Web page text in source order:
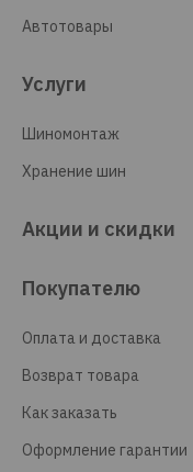
Автотовары
Услуги
Шиномонтаж
Хранение шин
Акции и скидки
Покупателю
Оплата и доставка
Возврат товара
Как заказать
Оформление гарантии